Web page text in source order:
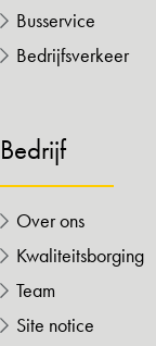
Busservice
Bedrijfsverkeer
Bedrijf
Over ons
Kwaliteitsborging
Team
Site notice